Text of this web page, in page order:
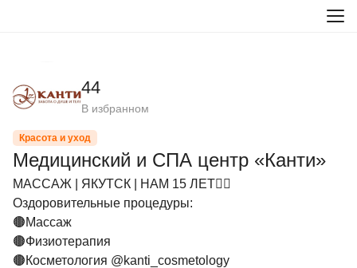
44
В избранном
Красота и уход
Медицинский и СПА центр «Канти»
МАССАЖ | ЯКУТСК | НАМ 15 ЛЕТ👍🏼
Оздоровительные процедуры:
🟤Массаж
🟤Физиотерапия
🟤Косметология @kanti_cosmetology